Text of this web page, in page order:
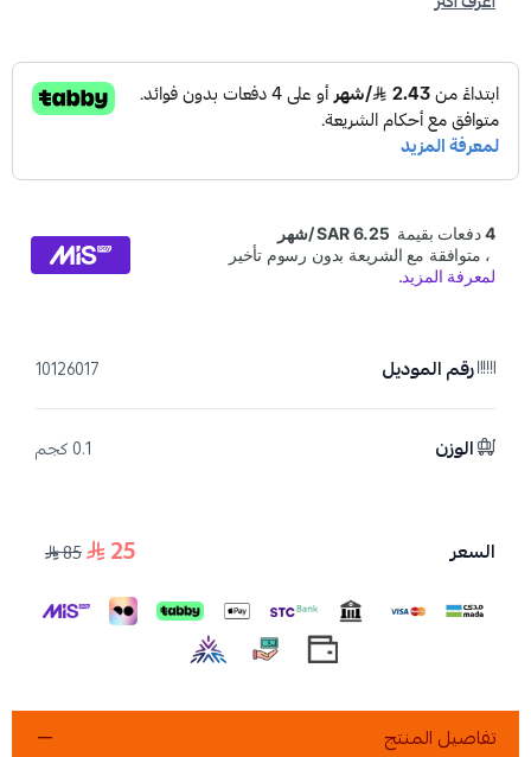
رقم الموديل 10126017
الوزن 0.1 كجم
السعر 25
85
تفاصيل المنتج